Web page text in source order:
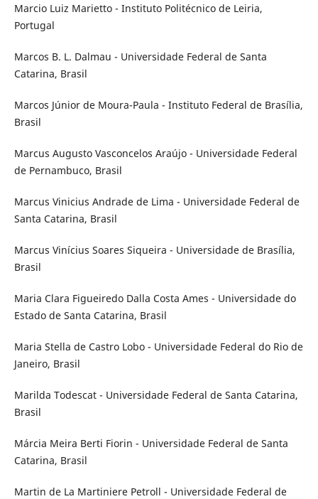
Marcio Luiz Marietto - Instituto Politécnico de Leiria,
Portugal
Marcos B. L. Dalmau - Universidade Federal de Santa
Catarina, Brasil
Marcos Júnior de Moura-Paula - Instituto Federal de Brasília,
Brasil
Marcus Augusto Vasconcelos Araújo - Universidade Federal
de Pernambuco, Brasil
Marcus Vinicius Andrade de Lima - Universidade Federal de
Santa Catarina, Brasil
Marcus Vinícius Soares Siqueira - Universidade de Brasília,
Brasil
Maria Clara Figueiredo Dalla Costa Ames - Universidade do
Estado de Santa Catarina, Brasil
Maria Stella de Castro Lobo - Universidade Federal do Rio de
Janeiro, Brasil
Marilda Todescat - Universidade Federal de Santa Catarina,
Brasil
Márcia Meira Berti Fiorin - Universidade Federal de Santa
Catarina, Brasil
Martin de La Martiniere Petroll - Universidade Federal de